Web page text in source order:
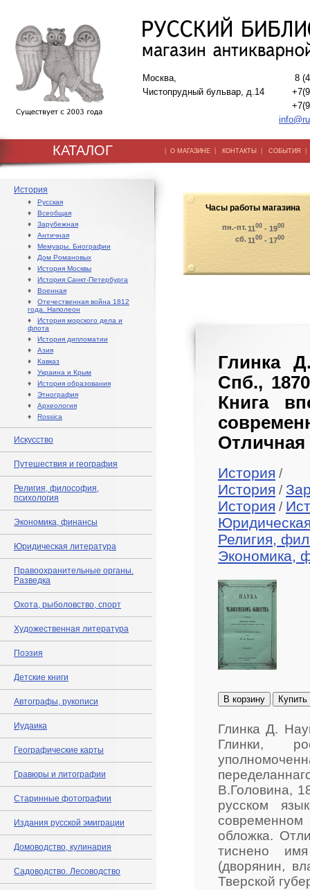
Москва,
Чистопрудный бульвар, д.14
8
КАТАЛОГ | О МАГАЗИНЕ | КОНТАКТЫ | СОБЫТИЯ
История
♦ Русская
♦ Всеобщая
♦ Зарубежная
♦ Античная
♦ Мемуары. Биографии
♦ Дом Романовых
♦ История Москвы
♦ История Санкт-Петербурга
♦ Военная
♦ Отечественная война 1812
года. Наполеон
♦ История морского дела и
флота
♦ История дипломатии
♦ Азия
♦ Кавказ
♦ Украина и Крым
♦ История образования
♦ Этнография
♦ Археология
♦ Rossica
Искусство
Путешествия и география
Религия, философия,
психология
Экономика, финансы
Юридическая литература
Правоохранительные органы.
Разведка
Охота, рыболовство, спорт
Художественная литература
Поэзия
Детские книги
Автографы, рукописи
Иудаика
Географические карты
Гравюры и литографии
Старинные фотографии
Издания русской эмиграции
Домоводство, кулинария
Садоводство. Лесоводство
Часы работы магазина
пн.-пт.1100 - 1900
сб.1100 - 1700
Глинка
Спб.,
Книга
Отличная
История /
История /
История /
Религия,
Экономика,
В корзину Купить
Глинка Д.
Глинки,
В.Головина,
русском
современном
обложка.
тиснено
(дворянин,
Тверской